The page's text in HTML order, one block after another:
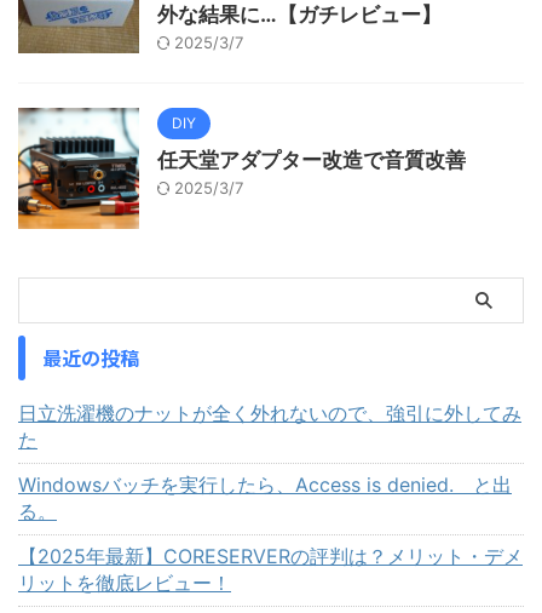
外な結果に…【ガチレビュー】
2025/3/7
DIY
任天堂アダプター改造で音質改善
2025/3/7
最近の投稿
日立洗濯機のナットが全く外れないので、強引に外してみ
た
Windowsバッチを実行したら、Access is denied. と出
る。
【2025年最新】CORESERVERの評判は？メリット・デメ
リットを徹底レビュー！